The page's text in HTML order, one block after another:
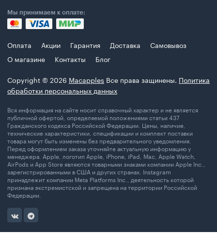
Мы принимаем к оплате:
Оплата Акции Гарантия Доставка
Самовывоз
О магазине
Контакты
Блог
Copyright © 2026 Macapples Все права защинены. Политика
обработки персональных данных
Вся информация на сайте носит справочный характер и не является
публичной офертой, определяемой положениями статьи 437
Гражданского кодекса Российской Федерации. Цены, наличие,
технические характеристики, спецификации и комплект поставки
товара могут быть изменены без предварительного уведомления.
Перед оформлением заказа уточняйте актуальную информацию у
менеджера. Apple, логотип Apple, iPhone, iPad, Mac, Apple Watch,
AirPods и App Store являются товарными знаками компании Apple Inc.,
зарегистрированными в США и других странах. Instagram
принадлежит компании Meta Platforms Inc., деятельность которой
признана экстремистской и запрещена на территории Российской
Федерации.